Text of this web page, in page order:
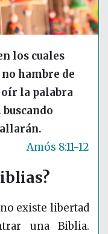
los cuales
hambre de
oír la palabra
Amós 8:11-12
existe libertad
una Biblia.